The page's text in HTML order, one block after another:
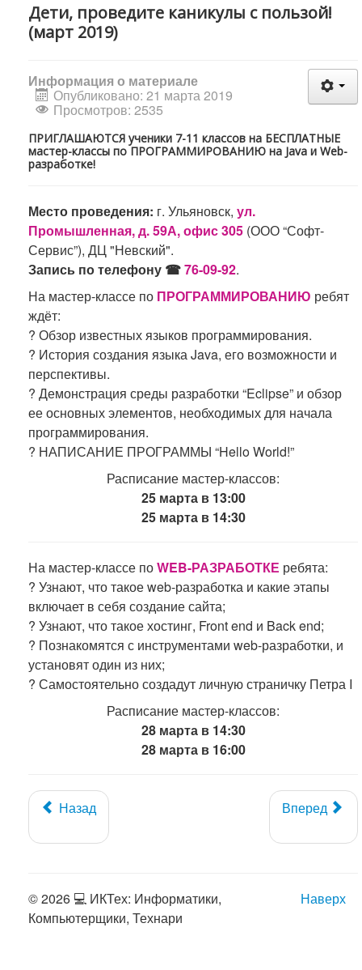
Дети, проведите каникулы с пользой!
(март 2019)
Информация о материале
Опубликовано: 21 марта 2019
Просмотров: 2535
ПРИГЛАШАЮТСЯ ученики 7-11 классов на БЕСПЛАТНЫЕ
мастер-классы по ПРОГРАММИРОВАНИЮ на Java и Web-
разработке!
Место проведения: г. Ульяновск, ул.
Промышленная, д. 59А, офис 305 (ООО “Софт-
Сервис”), ДЦ "Невский".
Запись по телефону ☎76-09-92.
На мастер-классе по ПРОГРАММИРОВАНИЮ ребят
ждёт:
? Обзор известных языков программирования.
? История создания языка Java, его возможности и
перспективы.
? Демонстрация среды разработки “Eclipse” и обзор
ее основных элементов, необходимых для начала
программирования.
? НАПИСАНИЕ ПРОГРАММЫ “Hello World!”
Расписание мастер-классов:
25 марта в 13:00
25 марта в 14:30
На мастер-классе поWEB-РАЗРАБОТКЕ ребята:
? Узнают, что такое web-разработка и какие этапы
включает в себя создание сайта;
? Узнают, что такое хостинг, Front end и Back end;
? Познакомятся с инструментами web-разработки, и
установят один из них;
? Самостоятельно создадут личную страничку Петра I
Расписание мастер-классов:
28 марта в 14:30
28 марта в 16:00
Назад Вперед
Наверх
© 2026 💻 ИКТех: Информатики,
Компьютерщики, Технари